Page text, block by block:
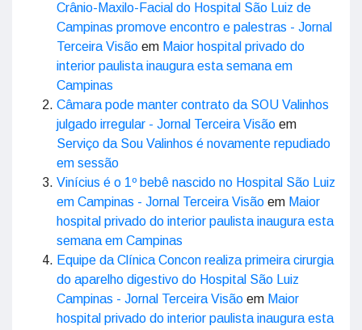
Crânio-Maxilo-Facial do Hospital São Luiz de
Campinas promove encontro e palestras - Jornal
Terceira Visão em Maior hospital privado do
interior paulista inaugura esta semana em
Campinas
Câmara pode manter contrato da SOU Valinhos
julgado irregular - Jornal Terceira Visão em
Serviço da Sou Valinhos é novamente repudiado
em sessão
Vinícius é o 1º bebê nascido no Hospital São Luiz
em Campinas - Jornal Terceira Visão em Maior
hospital privado do interior paulista inaugura esta
semana em Campinas
Equipe da Clínica Concon realiza primeira cirurgia
do aparelho digestivo do Hospital São Luiz
Campinas - Jornal Terceira Visão em Maior
hospital privado do interior paulista inaugura esta